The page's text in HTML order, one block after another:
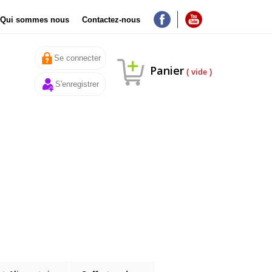
Contactez-nous
Qui sommes nous
Se connecter
S'enregistrer
Panier( vide )